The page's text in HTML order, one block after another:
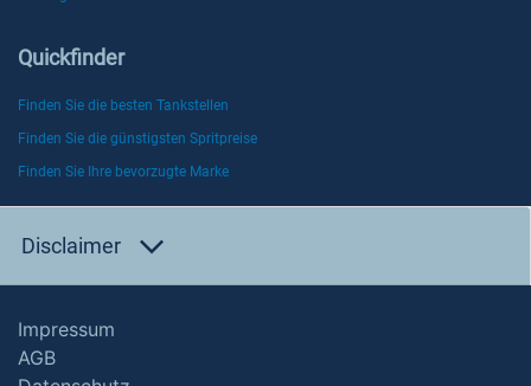
Quickfinder
Finden Sie die besten Tankstellen
Finden Sie die günstigsten Spritpreise
Finden Sie Ihre bevorzugte Marke
Disclaimer
Impressum
AGB